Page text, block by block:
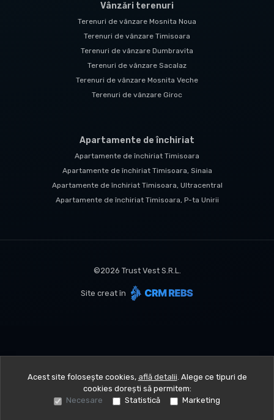
Vânzări terenuri
Terenuri de vânzare Mosnita Noua
Terenuri de vânzare Timisoara
Terenuri de vânzare Dumbravita
Terenuri de vânzare Sacalaz
Terenuri de vânzare Mosnita Veche
Terenuri de vânzare Giroc
Apartamente de închiriat
Apartamente de închiriat Timisoara
Apartamente de închiriat Timisoara, Sinaia
Apartamente de închiriat Timisoara, Ultracentral
Apartamente de închiriat Timisoara, P-ta Unirii
©2026 Trust Vest S.R.L.
Site creat în
Acest site folosește cookies, află detalii. Alege ce tipuri de
cookies dorești să permitem:
Necesare
Statistică Marketing